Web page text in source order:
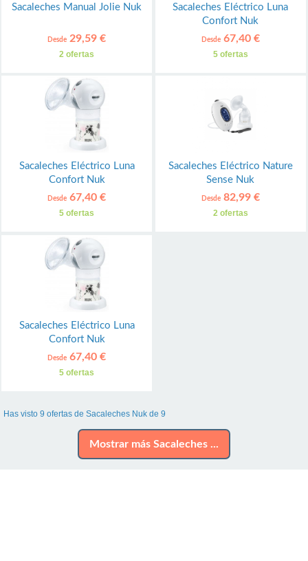
Sacaleches Manual Jolie Nuk
Desde 29,59 €
2 ofertas
Sacaleches Eléctrico Luna
Confort Nuk
Desde67,40 €
5 ofertas
Sacaleches Eléctrico Luna
Confort Nuk
Desde 67,40 €
5 ofertas
Sacaleches Eléctrico Nature
Sense Nuk
Desde82,99 €
2 ofertas
Sacaleches Eléctrico Luna
Confort Nuk
Desde 67,40 €
5 ofertas
Has visto 9 ofertas de Sacaleches Nuk de 9
Mostrar más Sacaleches ...